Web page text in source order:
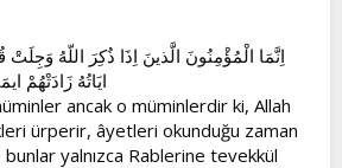
i
اِنَّمَا الْمُؤْمِنُونَ الَّذينَ اِذَا ذُكِرَ اللّهُ وَجِلَتْ
ايَاتُهُ زَادَتْهُمْ
ancak o müminlerdir ki, Allah
ürperir, âyetleri okunduğu zaman
bunlar yalnızca Rablerine tevekkül